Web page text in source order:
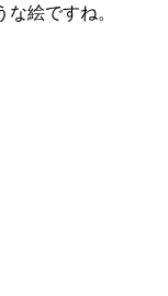
絵ですね。